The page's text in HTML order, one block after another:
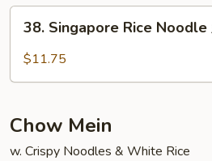
Fun
粉
Singapore
Rice
坡
米
38. Singapore Rice Noodle
$11.75
Chow Mein
w. Crispy Noodles & White Rice